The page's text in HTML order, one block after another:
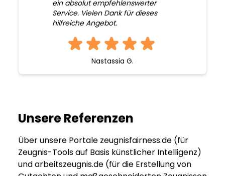
ein absolut empfehlenswerter
Service. Vielen Dank für dieses
hilfreiche Angebot.
Nastassia G.
Unsere Referenzen
Über unsere Portale zeugnisfairness.de (für
Zeugnis-Tools auf Basis künstlicher Intelligenz)
und arbeitszeugnis.de (für die Erstellung von